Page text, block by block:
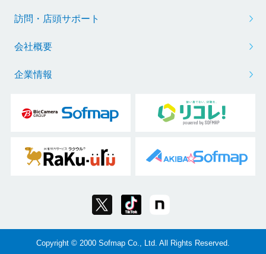
訪問・店頭サポート
会社概要
企業情報
Copyright © 2000 Sofmap Co., Ltd. All Rights Reserved.